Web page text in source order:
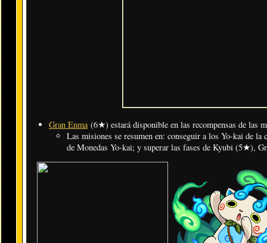
Gran Enma(6★) estará disponible en las recompensas de las
Las misiones se resumen en: conseguir a los Yo-kai de
de Monedas Yo-kai; y superar las fases de Kyubi (5★),